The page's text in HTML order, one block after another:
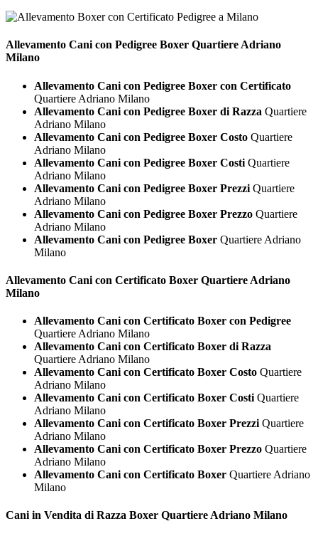
Allevamento Cani con Pedigree Boxer Quartiere Adriano
Milano
Allevamento Cani con Pedigree Boxer con Certificato
Quartiere Adriano Milano
Allevamento Cani con Pedigree Boxer di Razza Quartiere
Adriano Milano
Allevamento Cani con Pedigree Boxer Costo Quartiere
Adriano Milano
Allevamento Cani con Pedigree Boxer Costi Quartiere
Adriano Milano
Allevamento Cani con Pedigree Boxer Prezzi Quartiere
Adriano Milano
Allevamento Cani con Pedigree Boxer Prezzo Quartiere
Adriano Milano
Allevamento Cani con Pedigree Boxer Quartiere Adriano
Milano
Allevamento Cani con Certificato Boxer Quartiere Adriano
Milano
Allevamento Cani con Certificato Boxer con Pedigree
Quartiere Adriano Milano
Allevamento Cani con Certificato Boxer di Razza
Quartiere Adriano Milano
Allevamento Cani con Certificato Boxer Costo Quartiere
Adriano Milano
Allevamento Cani con Certificato Boxer Costi Quartiere
Adriano Milano
Allevamento Cani con Certificato Boxer Prezzi Quartiere
Adriano Milano
Allevamento Cani con Certificato Boxer Prezzo Quartiere
Adriano Milano
Allevamento Cani con Certificato Boxer Quartiere Adriano
Milano
Cani in Vendita di Razza Boxer Quartiere Adriano Milano